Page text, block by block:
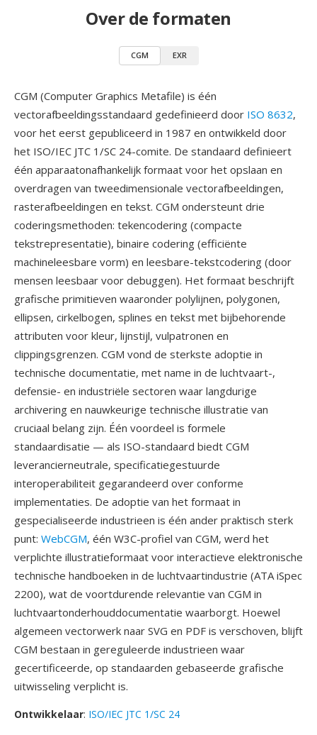
Over de formaten
CGM EXR
CGM (Computer Graphics Metafile) is één
vectorafbeeldingsstandaard gedefinieerd door ISO 8632,
voor het eerst gepubliceerd in 1987 en ontwikkeld door
het ISO/IEC JTC 1/SC 24-comite. De standaard definieert
één apparaatonafhankelijk formaat voor het opslaan en
overdragen van tweedimensionale vectorafbeeldingen,
rasterafbeeldingen en tekst. CGM ondersteunt drie
coderingsmethoden: tekencodering (compacte
tekstrepresentatie), binaire codering (efficiënte
machineleesbare vorm) en leesbare-tekstcodering (door
mensen leesbaar voor debuggen). Het formaat beschrijft
grafische primitieven waaronder polylijnen, polygonen,
ellipsen, cirkelbogen, splines en tekst met bijbehorende
attributen voor kleur, lijnstijl, vulpatronen en
clippingsgrenzen. CGM vond de sterkste adoptie in
technische documentatie, met name in de luchtvaart-,
defensie- en industriële sectoren waar langdurige
archivering en nauwkeurige technische illustratie van
cruciaal belang zijn. Één voordeel is formele
standaardisatie — als ISO-standaard biedt CGM
leverancierneutrale, specificatiegestuurde
interoperabiliteit gegarandeerd over conforme
implementaties. De adoptie van het formaat in
gespecialiseerde industrieen is één ander praktisch sterk
punt: WebCGM, één W3C-profiel van CGM, werd het
verplichte illustratieformaat voor interactieve elektronische
technische handboeken in de luchtvaartindustrie (ATA iSpec
2200), wat de voortdurende relevantie van CGM in
luchtvaartonderhouddocumentatie waarborgt. Hoewel
algemeen vectorwerk naar SVG en PDF is verschoven, blijft
CGM bestaan in gereguleerde industrieen waar
gecertificeerde, op standaarden gebaseerde grafische
uitwisseling verplicht is.
Ontwikkelaar: ISO/IEC JTC 1/SC 24